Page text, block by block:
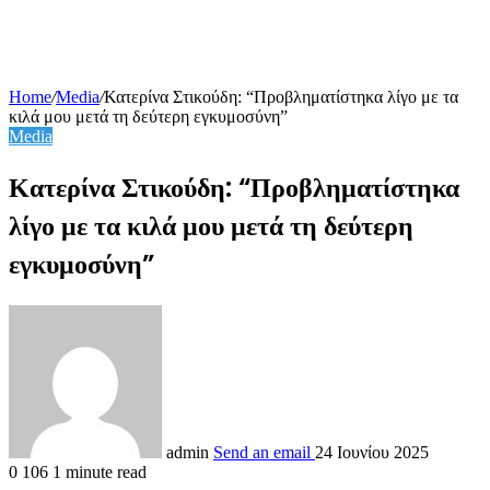
Home/Media/Κατερίνα Στικούδη: “Προβληματίστηκα λίγο με τα
κιλά μου μετά τη δεύτερη εγκυμοσύνη”
Media
Κατερίνα Στικούδη: “Προβληματίστηκα
λίγο με τα κιλά μου μετά τη δεύτερη
εγκυμοσύνη”
admin Send an email 24 Ιουνίου 2025
0 106 1 minute read